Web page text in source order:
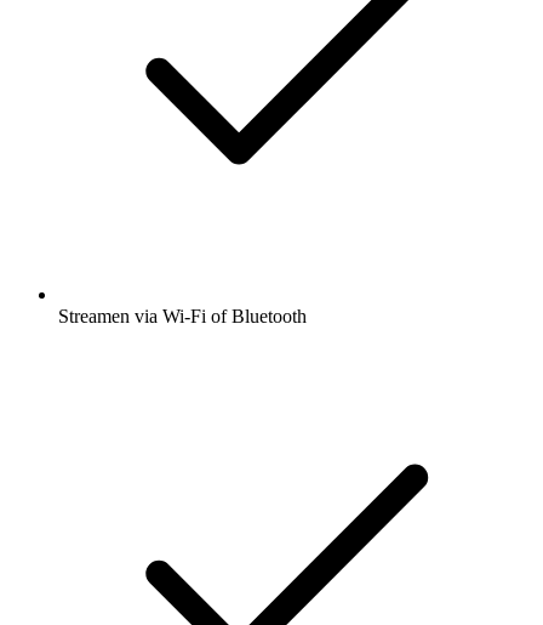
Streamen via Wi-Fi of Bluetooth